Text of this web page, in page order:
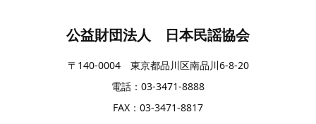
公益財団法人 日本民謡協会
〒140-0004 東京都品川区南品川6-8-20
電話：03-3471-8888
FAX：03-3471-8817